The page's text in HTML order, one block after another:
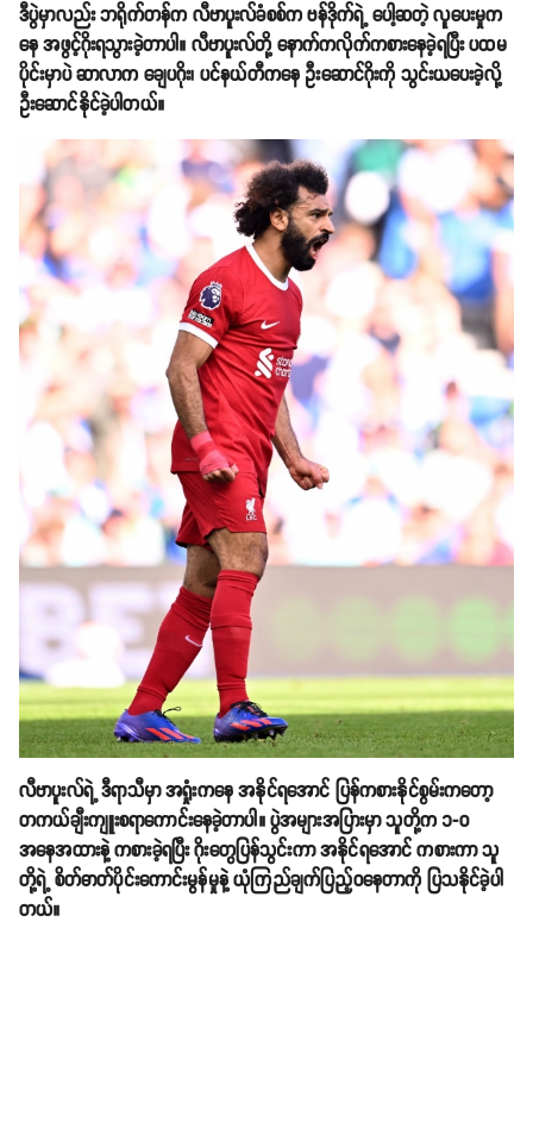
ဒီပွဲမှာလည်း ဘရိုက်တန်က လီဗာပူးလ်ခံစစ်က ဗန်ဒိုက်ရဲ့ ပေါ့ဆတဲ့ လူပေးမှုက
နေ အဖွင့်ဂိုးရသွားခဲ့တာပါ။ လီဗာပူးလ်တို့ နောက်ကလိုက်ကစားနေခဲ့ရပြီး ပထမ
ပိုင်းမှာပဲ ဆာလာက ချေပဂိုး၊ ပင်နယ်တီကနေ ဦးဆောင်ဂိုးကို သွင်းယပေးခဲ့လို့
ဦးဆောင်နိုင်ခဲ့ပါတယ်။
လီဗာပူးလ်ရဲ့ ဒီရာသီမှာ အရှုံးကနေ အနိုင်ရအောင် ပြန်ကစားနိုင်စွမ်းကတော့
တကယ်ချီးကျူးစရာကောင်းနေခဲ့တာပါ။ ပွဲအများအပြားမှာ သူတို့က ၁-၀
အနေအထားနဲ့ ကစားခဲ့ရပြီး ဂိုးတွေပြန်သွင်းကာ အနိုင်ရအောင် ကစားကာ သူ
တို့ရဲ့ စိတ်ဓာတ်ပိုင်းကောင်းမွန်မှုနဲ့ ယုံကြည်ချက်ပြည့်၀နေတာကို ပြသနိုင်ခဲ့ပါ
တယ်။